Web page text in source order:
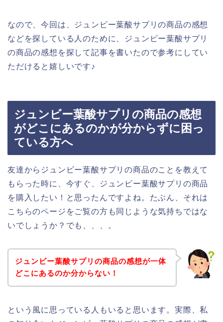
なので、今回は、ジュンビー葉酸サプリの商品の感想
などを探している人のために、ジュンビー葉酸サプリ
の商品の感想を探して記事を書いたので参考にしてい
ただけると嬉しいです♪
ジュンビー葉酸サプリの商品の感想
がどこにあるのかが分からずに困っ
ている方へ
友達からジュンビー葉酸サプリの商品のことを教えて
もらった時に、今すぐ、ジュンビー葉酸サプリの商品
を購入したい！と思ったんですよね。たぶん、それは
こちらのページをご覧の方も同じような気持ちではな
いでしょうか？でも、、、。
ジュンビー葉酸サプリの商品の感想が一体
どこにあるのか分からない！
という風に思っている人もいると思います。実際、私